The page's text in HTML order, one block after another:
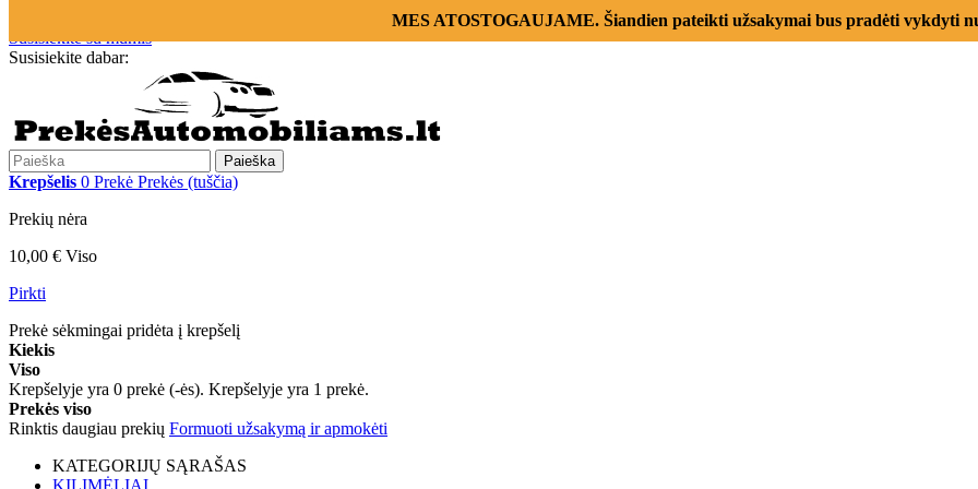
MES ATOSTOGAUJAME. Šiandien pateikti užsakymai bus pradėti vykdyti
Susisiekite su mumis
Susisiekite dabar:
Paieška
Krepšelis 0 Prekė Prekės (tuščia)
Prekių nėra
10,00 € Viso
Pirkti
Prekė sėkmingai pridėta į krepšelį
Kiekis
Viso
Krepšelyje yra 0 prekė (-ės). Krepšelyje yra 1 prekė.
Prekės viso
Rinktis daugiau prekių Formuoti užsakymą ir apmokėti
KATEGORIJŲ SĄRAŠAS
KILIMĖLIAI